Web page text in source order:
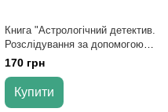
Книга "Астрологічний детектив.
Розслідування за допомогою
90-градусної шкали" - Марія
Кей Сіммс
170 грн
Купити